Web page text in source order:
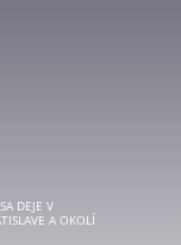
DEJE V
A OKOLÍ